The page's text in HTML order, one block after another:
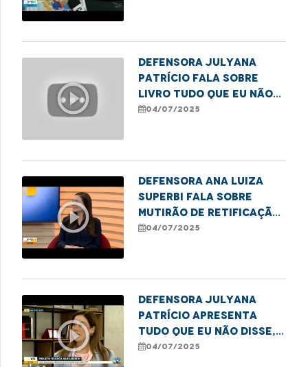
play_circle_outline
Defensora Julyana
Patrício fala sobre
livro Tudo Que Eu Não
Disse, do projeto
04/07/2025
play_circle_outline
Defensora Ana Luiza
Superbi fala sobre
mutirão de retificação
de nome e sexo em
04/07/2025
play_circle_outline
Defensora Julyana
Patrício apresenta
Tudo Que Eu Não Disse,
livro do projeto
04/07/2025